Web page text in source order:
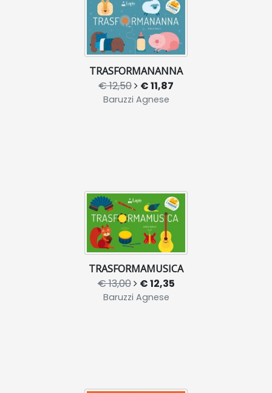
TRASFORMANANNA
€ 12,50 € 11,87
Baruzzi Agnese
TRASFORMAMUSICA
€ 13,00 € 12,35
Baruzzi Agnese